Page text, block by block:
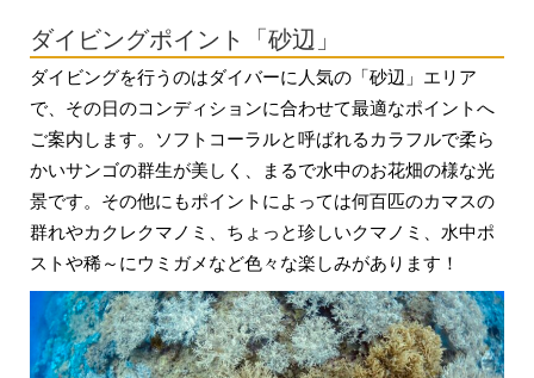
ダイビングポイント「砂辺」
ダイビングを行うのはダイバーに人気の「砂辺」エリア
で、その日のコンディションに合わせて最適なポイントへ
ご案内します。ソフトコーラルと呼ばれるカラフルで柔ら
かいサンゴの群生が美しく、まるで水中のお花畑の様な光
景です。その他にもポイントによっては何百匹のカマスの
群れやカクレクマノミ、ちょっと珍しいクマノミ、水中ポ
ストや稀～にウミガメなど色々な楽しみがあります！